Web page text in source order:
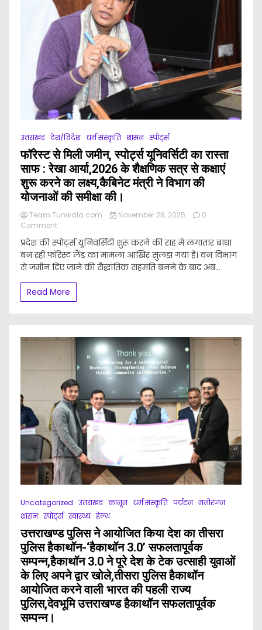
उत्तराखंड देश/विदेश धर्म संस्कृति शासन स्पोर्ट्स
फॉरेस्ट से मिली जमीन, स्पोर्ट्स यूनिवर्सिटी का रास्ता
साफ : रेखा आर्या,2026 के शैक्षणिक सत्र से कक्षाएं
शुरू करने का लक्ष्य,कैबिनेट मंत्री ने विभाग की
योजनाओं की समीक्षा की।
Team Tunwala.com November 28, 2025
0
Commenton
से
मिली
जमीन,
यूनिवर्सिटी
रेखा
शैक्षणिक
सत्र
से
कक्षाएं
शुरू
करने
का
लक्ष्य,कैबिनेट
मंत्री
ने
विभाग
योजनाओं
की
समीक्षा
की।
प्रदेश की स्पोर्ट्स यूनिवर्सिटी शुरू करने की राह में लगातार बाधा
बन रही फॉरेस्ट लैंड का मामला आखिर सुलझ गया है। वन विभाग
से जमीन दिए जाने की सैद्धांतिक सहमति बनने के बाद अब...
Read More
Uncategorized उत्तराखंड कानून धर्म संस्कृति पर्यटन मनोरंजन
शासन स्पोर्ट्स स्वास्थ्य हेल्थ
उत्तराखण्ड पुलिस ने आयोजित किया देश का तीसरा
पुलिस हैकाथॉन-‘हैकाथॉन 3.0’ सफलतापूर्वक
सम्पन्न,हैकाथॉन 3.0 ने पूरे देश के टेक उत्साही युवाओं
के लिए अपने द्वार खोले,तीसरा पुलिस हैकाथॉन
आयोजित करने वाली भारत की पहली राज्य
पुलिस,देवभूमि उत्तराखण्ड हैकाथॉन सफलतापूर्वक
सम्पन्न।